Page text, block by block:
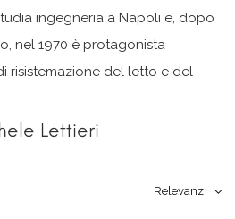
ingegneria a Napoli e, dopo
nel 1970 è protagonista
risistemazione del letto e del
Lettieri
Relevanz